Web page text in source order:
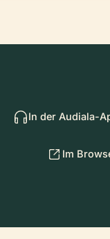
In der Audiala-
Im